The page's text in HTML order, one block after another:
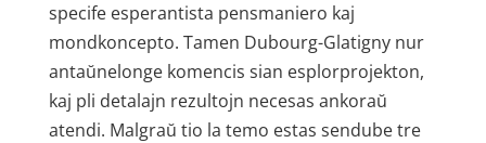
specife esperantista pensmaniero kaj
mondkoncepto. Tamen Dubourg-Glatigny nur
antaŭnelonge komencis sian esplorprojekton,
kaj pli detalajn rezultojn necesas ankoraŭ
atendi. Malgraŭ tio la temo estas sendube tre